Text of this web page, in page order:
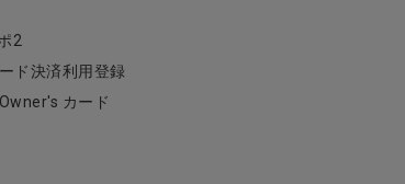
2
ド決済利用登録
カード